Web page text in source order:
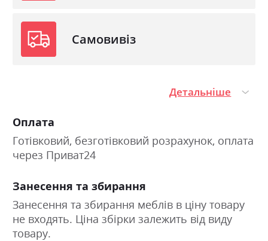
Самовивіз
Детальніше
Оплата
Готівковий, безготівковий розрахунок, оплата
через Приват24
Занесення та збирання
Занесення та збирання меблів в ціну товару
не входять. Ціна збірки залежить від виду
товару.